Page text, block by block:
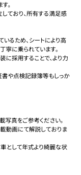
。
ており、所有する満足感
るため、シートにより高
寧に乗られています。
採用することで、より力
や点検記録簿等もしっか
写真をご参考ください。
動画にて解説しておりま
として年式より綺麗な状